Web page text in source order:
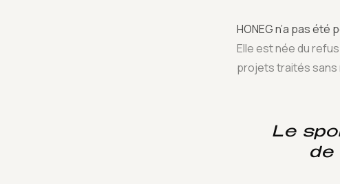
HONEG n’a pas
Elle est née du
projets traités
Le
de